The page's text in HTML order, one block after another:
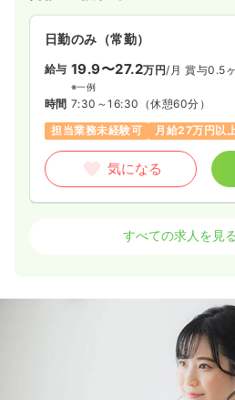
日勤のみ（常勤）
給与 19.9〜27.2万円/月 賞与0.5
※一例
時間 7:30～16:30 （休憩60分）
担当業務未経験可
月給27万円以
気になる
正看護師
賞与1ヶ
（休憩60分）
オンコールあり
担当
すべての求人を見る